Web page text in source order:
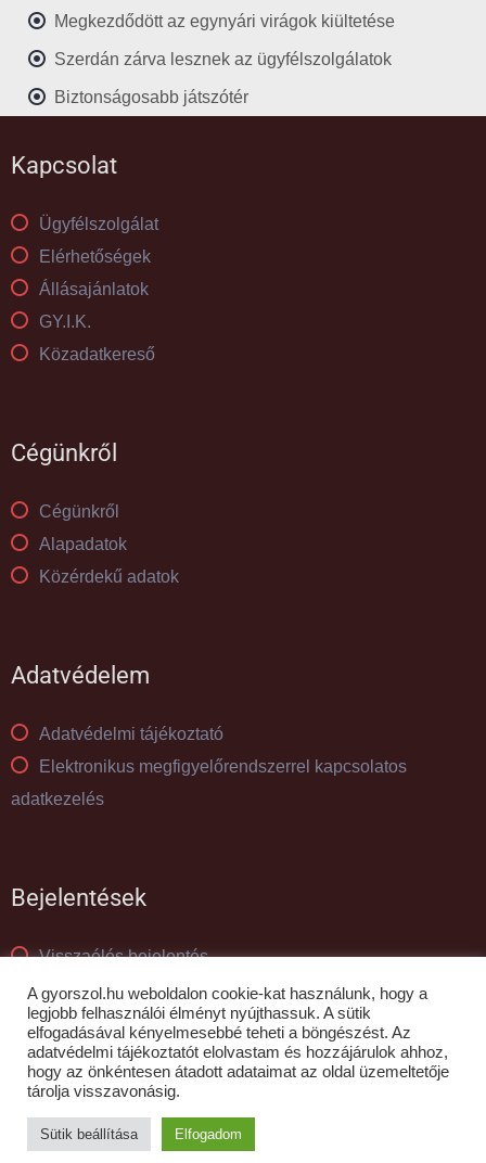
Megkezdődött az egynyári virágok kiültetése
Szerdán zárva lesznek az ügyfélszolgálatok
Biztonságosabb játszótér
Kapcsolat
Ügyfélszolgálat
Elérhetőségek
Állásajánlatok
GY.I.K.
Közadatkereső
Cégünkről
Cégünkről
Alapadatok
Közérdekű adatok
Adatvédelem
Adatvédelmi tájékoztató
Elektronikus megfigyelőrendszerrel kapcsolatos
adatkezelés
Bejelentések
Visszaélés bejelentés
Panaszkezelés
© GYŐR-SZOL Zrt - 2010- 2026
A gyorszol.hu weboldalon cookie-kat használunk, hogy a
legjobb felhasználói élményt nyújthassuk. A sütik
elfogadásával kényelmesebbé teheti a böngészést. Az
adatvédelmi tájékoztatót elolvastam és hozzájárulok ahhoz,
hogy az önkéntesen átadott adataimat az oldal üzemeltetője
tárolja visszavonásig.
Sütik beállítása Elfogadom